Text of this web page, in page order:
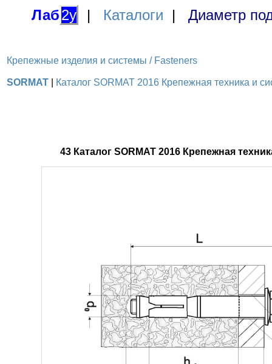
Лаб2у | Каталоги | Диаметр
Крепежные изделия и системы / Fasteners
SORMAT Каталог SORMAT 2016 Крепежная техника и
43 Каталог SORMAT 2016 Крепежная